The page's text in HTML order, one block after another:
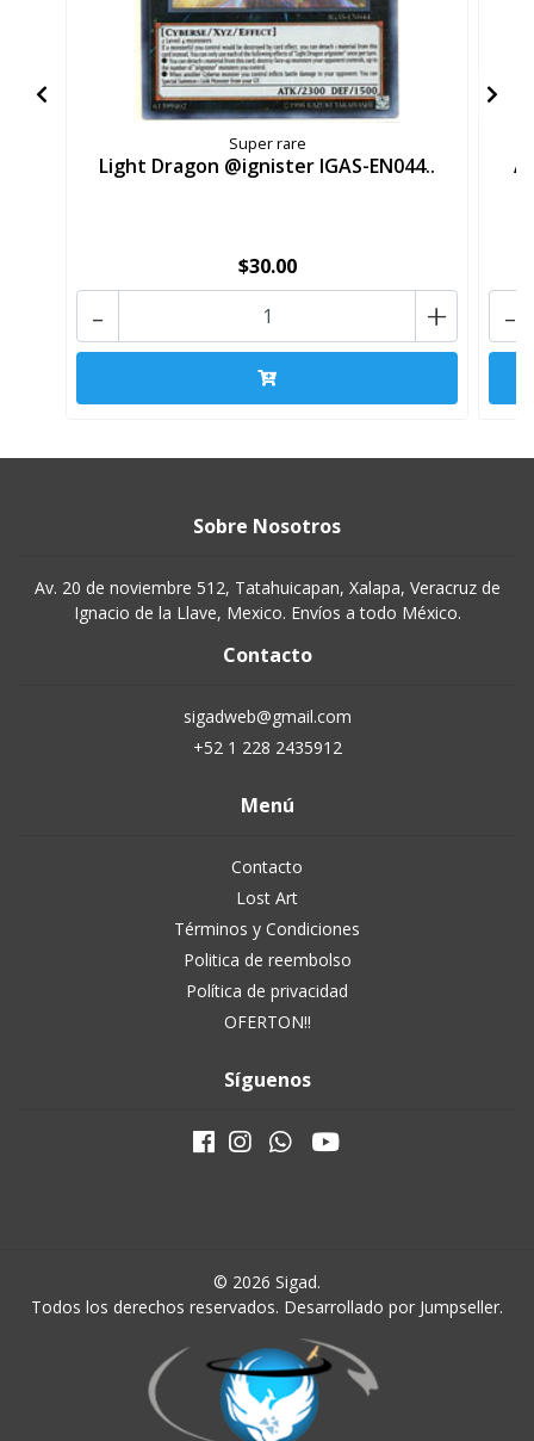
Super rare
Light Dragon @ignister IGAS-EN044..
$30.00
+
- -
Sobre Nosotros
Av. 20 de noviembre 512, Tatahuicapan, Xalapa, Veracruz de
Ignacio de la Llave, Mexico. Envíos a todo México.
Contacto
sigadweb@gmail.com
+52 1 228 2435912
Menú
Contacto
Lost Art
Términos y Condiciones
Politica de reembolso
Política de privacidad
OFERTON!!
Síguenos
© 2026 Sigad.
Todos los derechos reservados. Desarrollado por Jumpseller.